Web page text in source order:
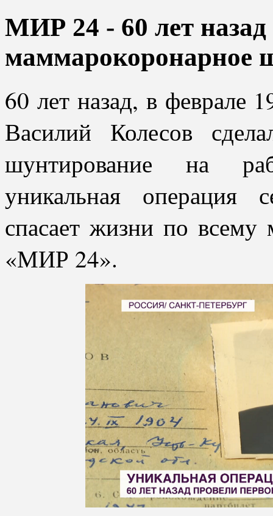
МИР 24 - 60 лет назад
маммарокоронарное
60 лет назад, в феврале
Василий Колесов
шунтирование на
уникальная операция
спасает жизни по всему
«МИР 24».